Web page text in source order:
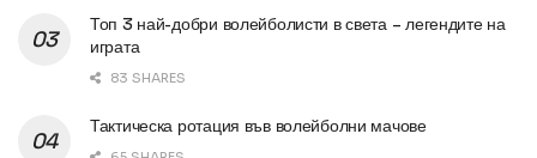
Топ 3 най-добри волейболисти в света – легендите на
играта
83 SHARES
Тактическа ротация във волейболни мачове